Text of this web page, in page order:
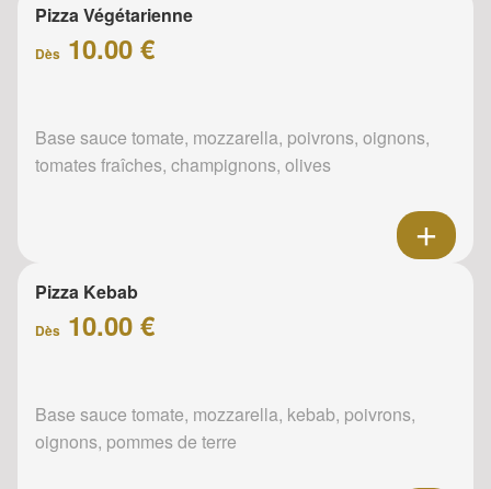
Pizza Végétarienne
Dès 10.00 €
Base sauce tomate, mozzarella, poivrons, oignons,
tomates fraîches, champignons, olives
Pizza Kebab
Dès 10.00 €
Base sauce tomate, mozzarella, kebab, poivrons,
oignons, pommes de terre